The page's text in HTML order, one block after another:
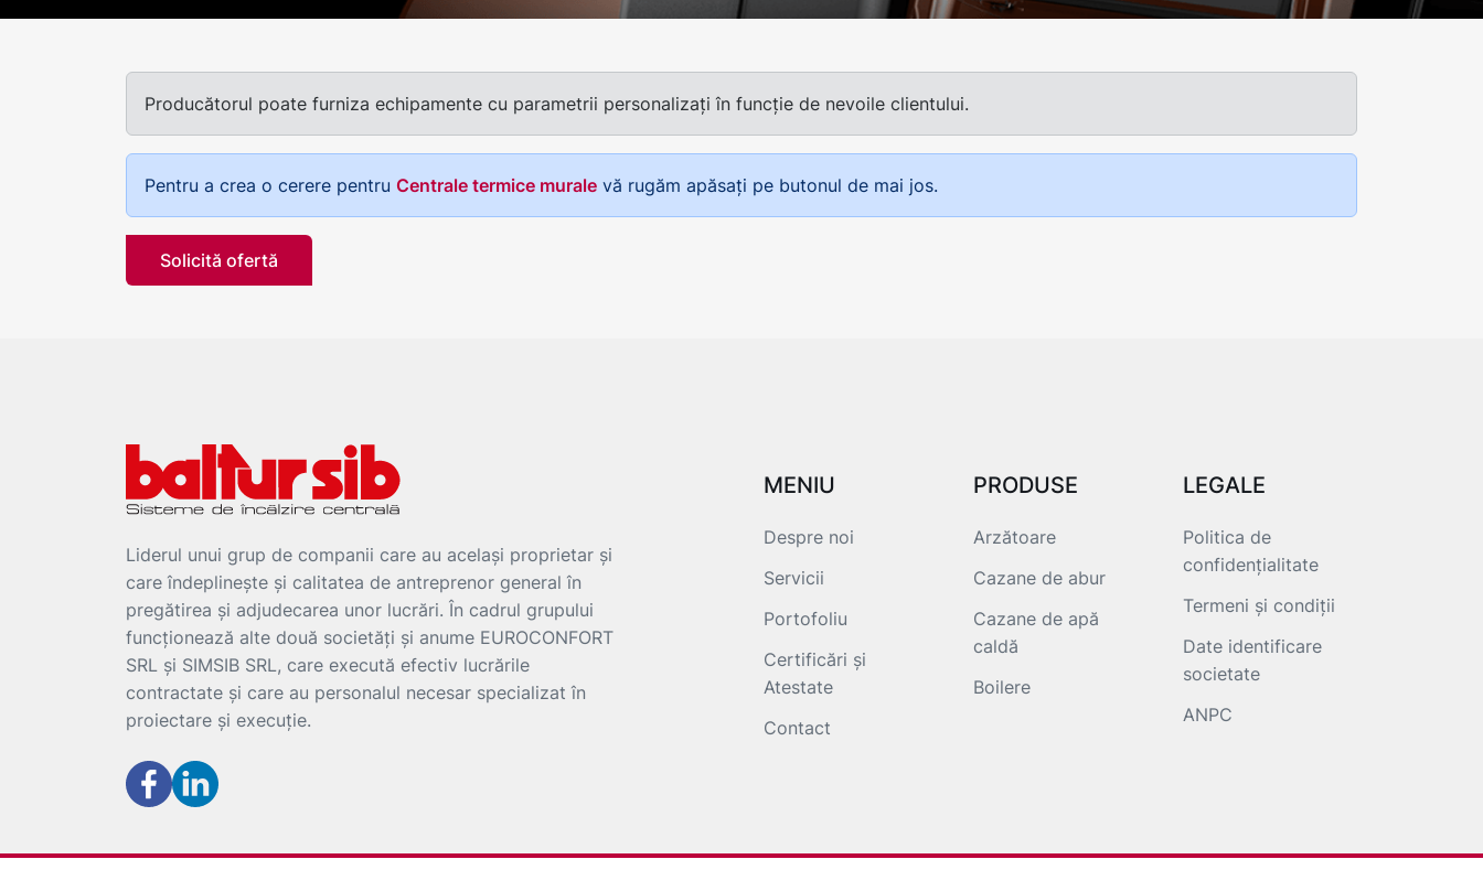
Producătorul poate furniza echipamente cu parametrii personalizați în funcție de nevoile clientului.
Pentru a crea o cerere pentru Centrale termice murale vă rugăm apăsați pe butonul de mai jos.
Solicită ofertă
Liderul unui grup de companii care au același proprietar și
care îndeplinește și calitatea de antreprenor general în
pregătirea și adjudecarea unor lucrări. În cadrul grupului
funcționează alte două societăți și anume EUROCONFORT
SRL și SIMSIB SRL, care execută efectiv lucrările
contractate și care au personalul necesar specializat în
proiectare și execuție.
MENIU
Despre noi
Servicii
Portofoliu
Certificări și
Atestate
Contact
PRODUSE
Arzătoare
Cazane de abur
Cazane de apă
caldă
Boilere
LEGALE
Politica de
confidențialitate
Termeni și condiții
Date identificare
societate
ANPC